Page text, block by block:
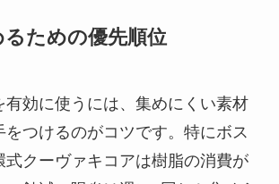
ための優先順位
有効に使うには、集めにくい素材
をつけるのがコツです。特にボス
式クーヴァキコアは樹脂の消費が